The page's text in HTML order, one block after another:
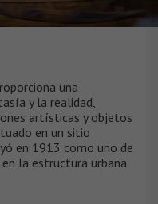
una
y la realidad,
artísticas y objetos
en un sitio
en 1913 como uno de
la estructura urbana